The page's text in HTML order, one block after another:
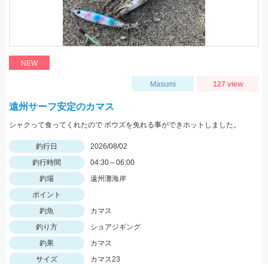
NEW
Masumi 127 view
遠州サーフ安定のカマス
シャクって食ってくれたので ボウズを免れる事ができホットしました。
釣行日
2026/08/02
釣行時間
04:30～06:00
釣場
遠州灘海岸
ポイント
釣魚
カマス
釣り方
ショアジギング
釣果
カマス
サイズ
カマス23